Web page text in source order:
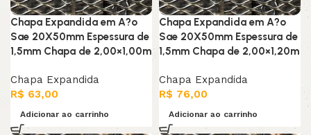
Chapa Expandida em A?o
Sae 20X50mm Espessura de
1,5mm Chapa de 2,00×1,00m
Chapa Expandida
R$ 63,00
Adicionar ao carrinho
Chapa Expandida em A?o
Sae 20X50mm Espessura de
1,5mm Chapa de 2,00×1,20m
Chapa Expandida
R$ 76,00
Adicionar ao carrinho